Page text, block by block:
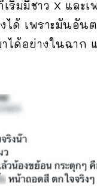
มมีชาว X และเ
งได้ เพราะมันอั
าได้อย่างในฉา